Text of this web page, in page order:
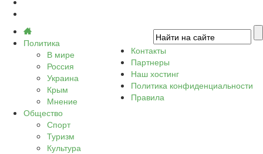
Политика
В мире
Россия
Украина
Крым
Мнение
Общество
Спорт
Туризм
Культура
Контакты
Партнеры
Наш хостинг
Политика конфиденциальности
Правила